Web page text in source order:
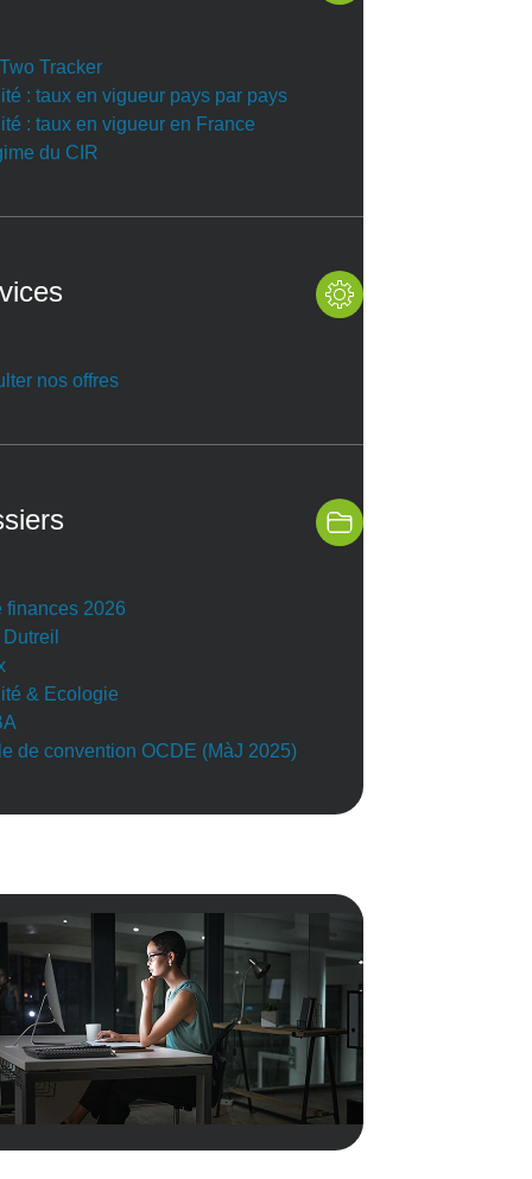
Tracker
: taux en vigueur pays par pays
: taux en vigueur en France
du CIR
nos offres
finances 2026
& Ecologie
de convention OCDE (MàJ 2025)